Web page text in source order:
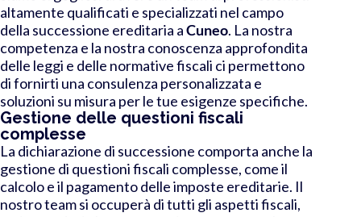
altamente qualificati e specializzati nel campo
della successione ereditaria aCuneo. La nostra
competenza e la nostra conoscenza approfondita
delle leggi e delle normative fiscali ci permettono
di fornirti una consulenza personalizzata e
soluzioni su misura per le tue esigenze specifiche.
Gestione delle questioni fiscali
complesse
La dichiarazione di successione comporta anche la
gestione di questioni fiscali complesse, come il
calcolo e il pagamento delle imposte ereditarie. Il
nostro team si occuperà di tutti gli aspetti fiscali,